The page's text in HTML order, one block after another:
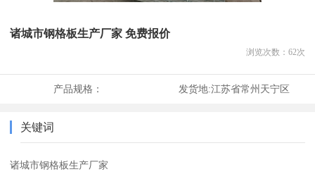
诸城市钢格板生产厂家 免费报价
浏览次数： 62次
产品规格： 发货地:江苏省常州天宁区
关键词
诸城市钢格板生产厂家